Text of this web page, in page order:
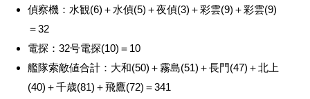
偵察機：水観(6)＋水偵(5)＋夜偵(3)＋彩雲(9)＋彩雲(9)
＝32
電探：32号電探(10)＝10
艦隊索敵値合計：大和(50)＋霧島(51)＋長門(47)＋北上
(40)＋千歳(81)＋飛鷹(72)＝341